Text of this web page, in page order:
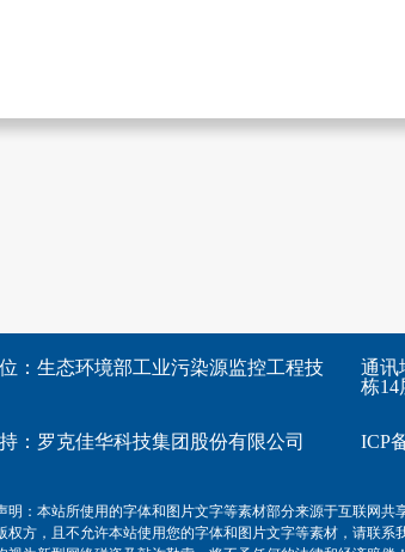
：生态环境部工业污染源监控工程技
： 罗克佳华科技集团股份有限公司
通讯
栋14
ICP
明：本站所使用的字体和图片文字等素材部分来源于互联网
权方，且不允许本站使用您的字体和图片文字等素材，请联